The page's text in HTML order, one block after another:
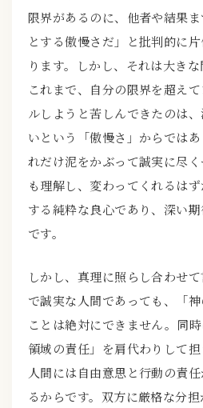
限界があるのに、他者や結果
とする傲慢さだ」と批判的に
ります。しかし、それは大き
これまで、自分の限界を超え
ルしようと苦しんできたのは
いという「傲慢さ」からでは
れだけ泥をかぶって誠実に尽
も理解し、変わってくれるは
する純粋な良心であり、深い
です。
しかし、真理に照らし合わせ
で誠実な人間であっても、「
ことは絶対にできません。同
領域の責任」を肩代わりして担
人間には自由意思と行動の責
るからです。双方に厳格な分